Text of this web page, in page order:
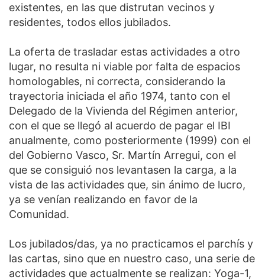
existentes, en las que distrutan vecinos y
residentes, todos ellos jubilados.
La oferta de trasladar estas actividades a otro
lugar, no resulta ni viable por falta de espacios
homologables, ni correcta, considerando la
trayectoria iniciada el año 1974, tanto con el
Delegado de la Vivienda del Régimen anterior,
con el que se llegó al acuerdo de pagar el IBI
anualmente, como posteriormente (1999) con el
del Gobierno Vasco, Sr. Martín Arregui, con el
que se consiguió nos levantasen la carga, a la
vista de las actividades que, sin ánimo de lucro,
ya se venían realizando en favor de la
Comunidad.
Los jubilados/das, ya no practicamos el parchís y
las cartas, sino que en nuestro caso, una serie de
actividades que actualmente se realizan: Yoga-1,